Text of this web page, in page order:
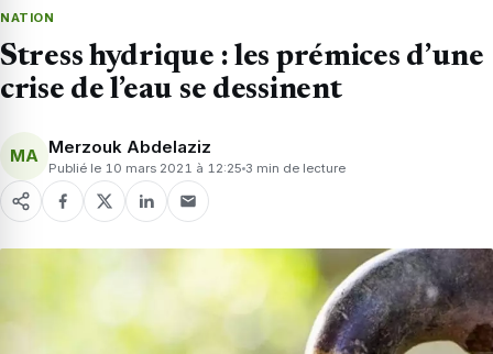
NATION
Stress hydrique : les prémices d’une
crise de l’eau se dessinent
MA Merzouk Abdelaziz
Publié le 10 mars 2021 à 12:25 3 min de lecture